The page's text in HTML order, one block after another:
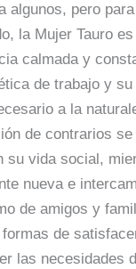
algunos, pero
la Mujer Tauro
calmada y
de trabajo y
a la
de contrarios
su vida social,
nueva e
de amigos y
formas de
las necesidades